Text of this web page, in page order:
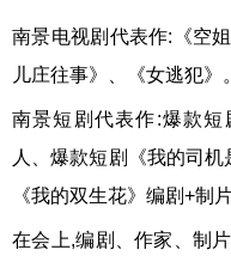
南景电视剧代表作:《空
儿庄往事》、《女逃犯》。
南景短剧代表作:爆款
人、爆款短剧《我的司
《我的双生花》编剧+制片
在会上,编剧、作家、制